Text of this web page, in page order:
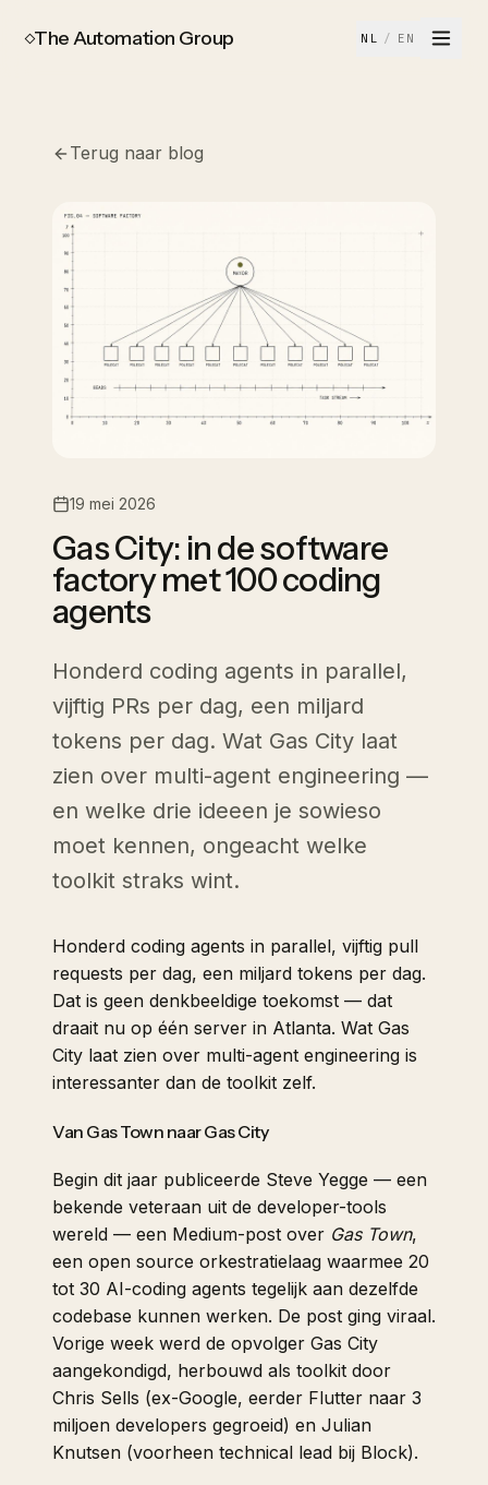
The Automation Group NL / EN
Terug naar blog
19 mei 2026
Gas City: in de software
factory met 100 coding
agents
Honderd coding agents in parallel,
vijftig PRs per dag, een miljard
tokens per dag. Wat Gas City laat
zien over multi-agent engineering —
en welke drie ideeen je sowieso
moet kennen, ongeacht welke
toolkit straks wint.
Honderd coding agents in parallel, vijftig pull
requests per dag, een miljard tokens per dag.
Dat is geen denkbeeldige toekomst — dat
draait nu op één server in Atlanta. Wat Gas
City laat zien over multi-agent engineering is
interessanter dan de toolkit zelf.
Van Gas Town naar Gas City
Begin dit jaar publiceerde Steve Yegge — een
bekende veteraan uit de developer-tools
wereld — een Medium-post over Gas Town,
een open source orkestratielaag waarmee 20
tot 30 AI-coding agents tegelijk aan dezelfde
codebase kunnen werken. De post ging viraal.
Vorige week werd de opvolger Gas City
aangekondigd, herbouwd als toolkit door
Chris Sells (ex-Google, eerder Flutter naar 3
miljoen developers gegroeid) en Julian
Knutsen (voorheen technical lead bij Block).